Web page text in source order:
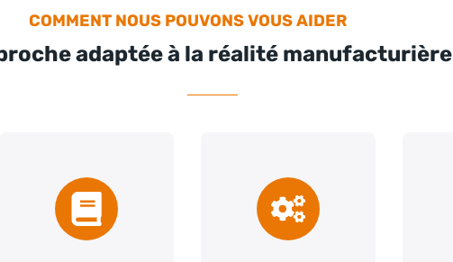
COMMENT NOUS POUVONS VOUS AIDER
adaptée à la réalité manufacturière